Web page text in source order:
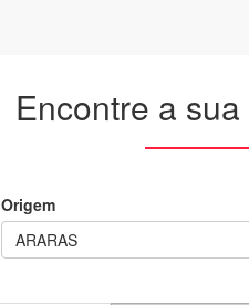
Encontre a sua
Origem
ARARAS